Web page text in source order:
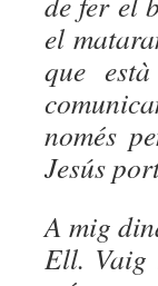
el
que
només
Jesús
A mig
Ell. Vaig